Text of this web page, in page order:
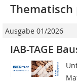
Ausgabe 01/2026
IAB-TAGE